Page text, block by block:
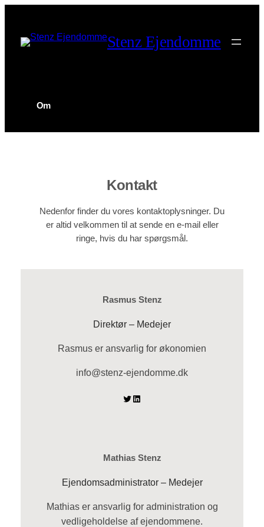
content
Stenz Ejendomme
Om
Kontakt
Nedenfor finder du vores kontaktoplysninger. Du
er altid velkommen til at sende en e-mail eller
ringe, hvis du har spørgsmål.
Rasmus Stenz
Direktør – Medejer
Rasmus er ansvarlig for økonomien
info@stenz-ejendomme.dk
Twitter LinkedIn
Mathias Stenz
Ejendomsadministrator – Medejer
Mathias er ansvarlig for administration og
vedligeholdelse af ejendommene.